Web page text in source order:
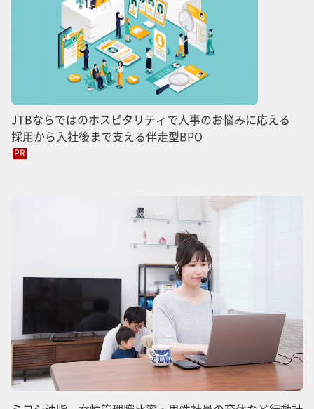
JTBならではのホスピタリティで人事のお悩みに応える
採用から入社後まで支える伴走型BPO
PR